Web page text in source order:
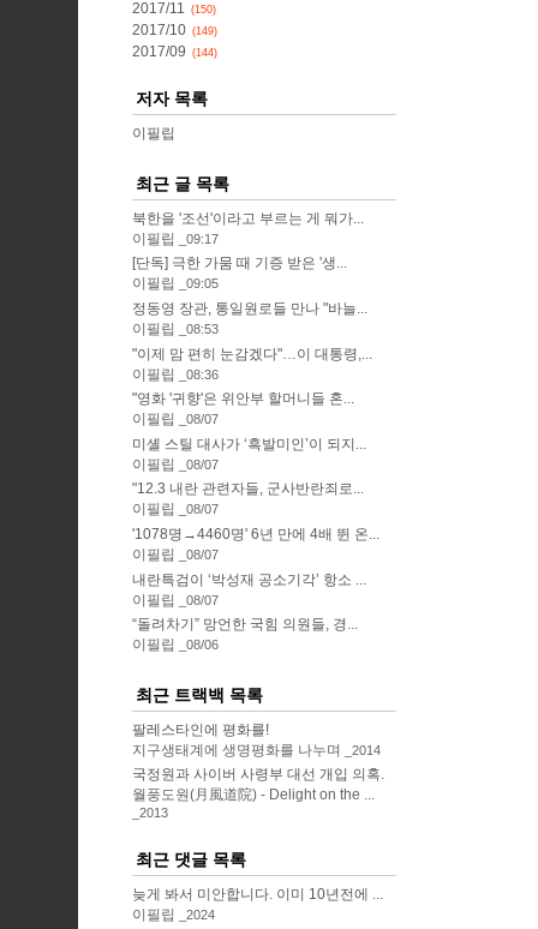
2017/11 (150)
2017/10 (149)
2017/09 (144)
저자 목록
이필립
최근 글 목록
북한을 '조선'이라고 부르는 게 뭐가...
이필립
09:17
[단독] 극한 가뭄 때 기증 받은 '생...
이필립
09:05
정동영 장관, 통일원로들 만나 "바늘...
이필립
08:53
"이제 맘 편히 눈감겠다"…이 대통령,...
이필립
08:36
"영화 '귀향'은 위안부 할머니들 혼...
이필립
08/07
미셸 스틸 대사가 ‘흑발미인’이 되지...
이필립
08/07
"12.3 내란 관련자들, 군사반란죄로...
이필립
08/07
'1078명→4460명' 6년 만에 4배 뛴 온...
이필립
08/07
내란특검이 ‘박성재 공소기각’ 항소 ...
이필립
08/07
“돌려차기” 망언한 국힘 의원들, 경...
이필립
08/06
최근 트랙백 목록
팔레스타인에 평화를!
지구생태계에 생명평화를 나누며
2014
국정원과 사이버 사령부 대선 개입 의혹.
월풍도원(月風道院) - Delight on the ...
2013
최근 댓글 목록
늦게 봐서 미안합니다. 이미 10년전에 ...
이필립
2024